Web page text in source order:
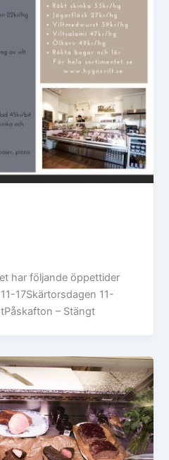
har följande öppettider
17Skärtorsdagen 11-
– Stängt